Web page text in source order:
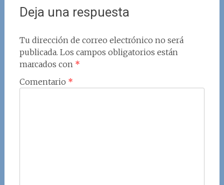
Deja una respuesta
Tu dirección de correo electrónico no será
publicada. Los campos obligatorios están
marcados con *
Comentario *